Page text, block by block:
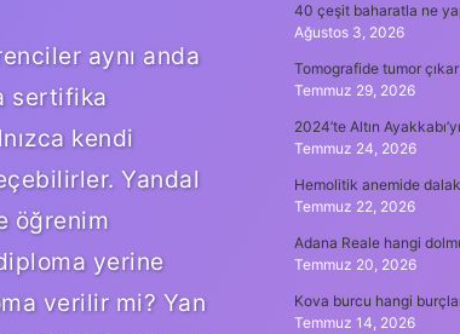
aynı anda
sertifika
kendi
Yandal
öğrenim
yerine
verilir mi? Yan
40 çeşit baharatla ne
Ağustos 3, 2026
Tomografide tumor çıkar
Temmuz 29, 2026
2024’te Altın
Temmuz 24, 2026
Hemolitik anemide
Temmuz 22, 2026
Adana Reale hangi
Temmuz 20, 2026
Kova burcu hangi
Temmuz 14, 2026